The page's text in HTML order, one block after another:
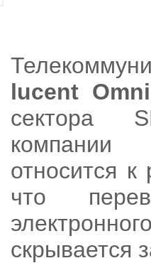
lucent
сектора
компании
относится
что
скрывается